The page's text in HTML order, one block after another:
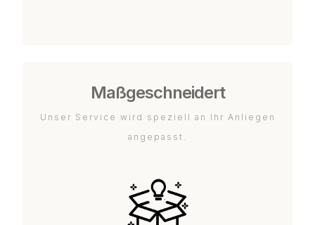
Maßgeschneidert
Unser Service wird speziell an Ihr Anliegen
angepasst.